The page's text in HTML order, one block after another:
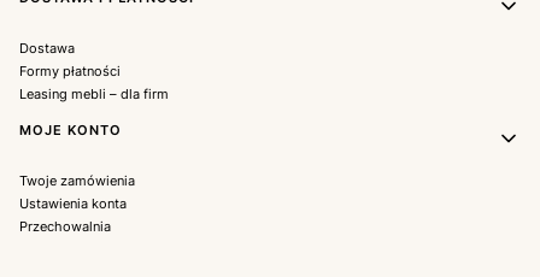
Dostawa
Formy płatności
Leasing mebli – dla firm
MOJE KONTO
Twoje zamówienia
Ustawienia konta
Przechowalnia